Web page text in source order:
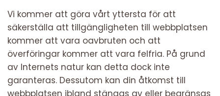
Vi kommer att göra vårt yttersta för att
säkerställa att tillgängligheten till webbplatsen
kommer att vara oavbruten och att
överföringar kommer att vara felfria. På grund
av Internets natur kan detta dock inte
garanteras. Dessutom kan din åtkomst till
webbplatsen ibland stängas av eller begränsas